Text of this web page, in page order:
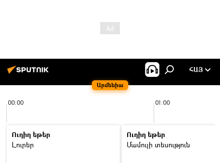
Արմենիա
ՀԱՅ
00:00 01:00
Ուղիղ եթեր
Լուրեր
Ուղիղ եթեր
Մամուլի տեսություն